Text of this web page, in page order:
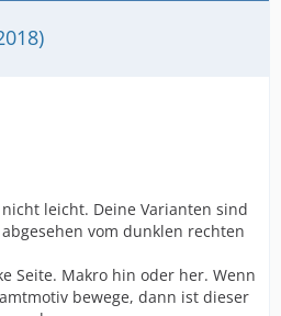
leicht. Deine Varianten sind
vom dunklen rechten
Seite. Makro hin oder her. Wenn
bewege, dann ist dieser